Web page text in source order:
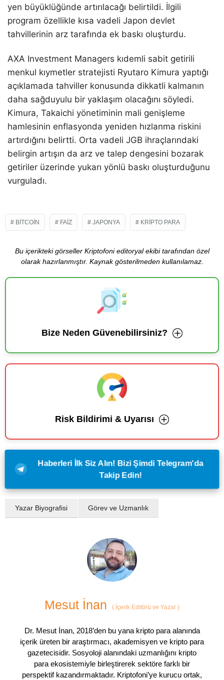
yen büyüklüğünde artırılacağı belirtildi. İlgili
program özellikle kısa vadeli Japon devlet
tahvillerinin arz tarafında ek baskı oluşturdu.
AXA Investment Managers kıdemli sabit getirili
menkul kıymetler stratejisti Ryutaro Kimura yaptığı
açıklamada tahviller konusunda dikkatli kalmanın
daha sağduyulu bir yaklaşım olacağını söyledi.
Kimura, Takaichi yönetiminin mali genişleme
hamlesinin enflasyonda yeniden hızlanma riskini
artırdığını belirtti. Orta vadeli JGB ihraçlarındaki
belirgin artışın da arz ve talep dengesini bozarak
getiriler üzerinde yukarı yönlü baskı oluşturduğunu
vurguladı.
BITCOIN FAIZ JAPONYA KRIPTO PARA
Bu içerikteki görseller Kriptofoni editoryal ekibi tarafından özel
olarak hazırlanmıştır. Kaynak gösterilmeden kullanılamaz.
Bize Neden Güvenebilirsiniz?
Risk Bildirimi & Uyarısı
Haberleri İlk Siz Alın! Bizi Şimdi Telegram'da
Takip Edin!
Yazar Biyografisi Görev ve Uzmanlık
Mesut İnan ( İçerik Editörü ve Yazar )
Dr. Mesut İnan, 2018’den bu yana kripto para alanında
içerik üreten bir araştırmacı, akademisyen ve kripto para
gazetecisidir. Sosyoloji alanındaki uzmanlığını kripto
para ekosistemiyle birleştirerek sektöre farklı bir
perspektif kazandırmaktadır. Kriptofoni’ye kurucu ortak,